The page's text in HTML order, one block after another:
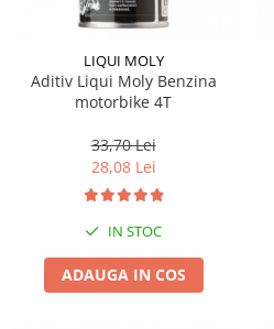
LIQUI MOLY
Aditiv Liqui Moly Benzina
motorbike 4T
33,70 Lei
28,08 Lei
IN STOC
ADAUGA IN COS